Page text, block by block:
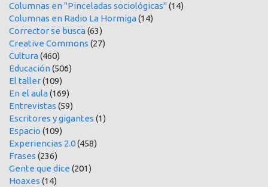
Columnas en "Pinceladas sociológicas"(14)
Columnas en Radio La Hormiga(14)
Corrector se busca(63)
Creative Commons (27)
Cultura(460)
Educación(506)
El taller(109)
En el aula(169)
Entrevistas (59)
Escritores y gigantes (1)
Espacio (109)
Experiencias 2.0(458)
Frases (236)
Gente que dice (201)
Hoaxes (14)